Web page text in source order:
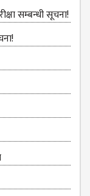
सम्बन्‍धी सूचना!